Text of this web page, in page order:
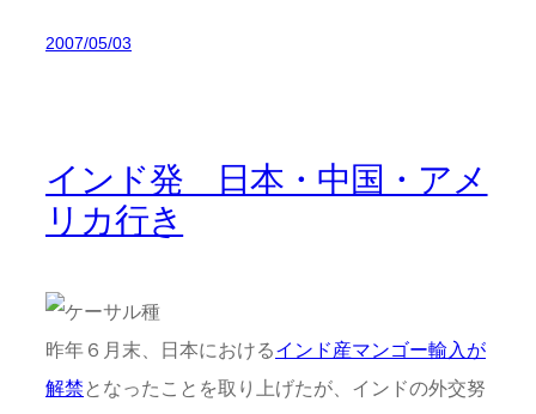
2007/05/03
インド発 日本・中国・アメ
リカ行き
昨年６月末、日本におけるインド産マンゴー輸入が
解禁 となったことを取り上げたが、インドの外交努